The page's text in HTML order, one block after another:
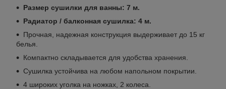
Размер сушилки для ванны: 7 м.
Радиатор / балконная сушилка: 4 м.
Прочная, надежная конструкция выдерживает до 15 кг
белья.
Компактно складывается для удобства хранения.
Сушилка устойчива на любом напольном покрытии.
4 широких уголка на ножках, 2 колеса.